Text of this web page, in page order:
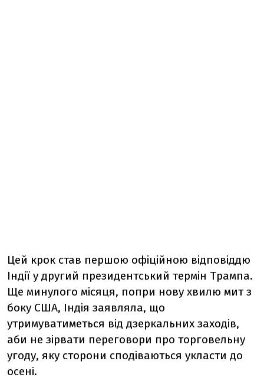
Цей крок став першою офіційною відповіддю
Індії у другий президентський термін Трампа.
Ще минулого місяця, попри нову хвилю митз
боку США, Індія заявляла, що
утримуватиметься від дзеркальних заходів,
аби не зірвати переговори про торговельну
угоду, яку сторони сподіваються укласти до
осені.